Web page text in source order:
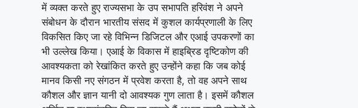
में व्यक्त करते हुए राज्यसभा के उप सभापति हरिवंश ने अपने
संबोधन के दौरान भारतीय संसद में कुशल कार्यप्रणाली के लिए
विकसित किए जा रहे विभिन्न डिजिटल और एआई उपकरणों का
भी उल्लेख किया। एआई के विकास में हाइब्रिड दृष्टिकोण की
आवश्यकता को रेखांकित करते हुए उन्होंने कहा कि जब कोई
मानव किसी नए संगठन में प्रवेश करता है, तो वह अपने साथ
कौशल और ज्ञान यानी दो आवश्यक गुण लाता है। इसमें कौशल